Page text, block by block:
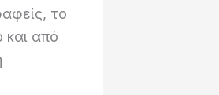
το
και από